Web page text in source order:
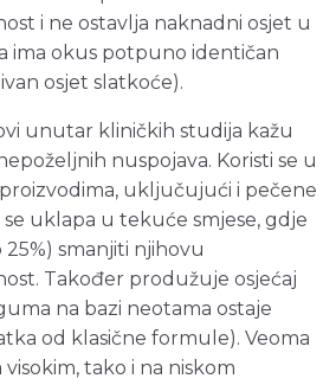
i ne ostavlja naknadni osjet u
ima okus potpuno identičan
osjet slatkoće).
unutar kliničkih studija kažu
nuspojava. Koristi se u
uključujući i pečene
uklapa u tekuće smjese, gdje
smanjiti njihovu
Također produžuje osjećaj
na bazi neotama ostaje
od klasične formule). Veoma
tako i na niskom